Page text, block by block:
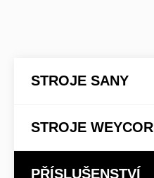
STROJE SANY
STROJE WEYCOR
PŘÍSLUŠENSTVÍ